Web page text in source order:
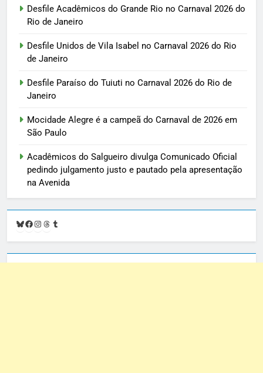
Desfile Acadêmicos do Grande Rio no Carnaval 2026 do
Rio de Janeiro
Desfile Unidos de Vila Isabel no Carnaval 2026 do Rio
de Janeiro
Desfile Paraíso do Tuiuti no Carnaval 2026 do Rio de
Janeiro
Mocidade Alegre é a campeã do Carnaval de 2026 em
São Paulo
Acadêmicos do Salgueiro divulga Comunicado Oficial
pedindo julgamento justo e pautado pela apresentação
na Avenida
Bluesky
Facebook
Instagram
Threads